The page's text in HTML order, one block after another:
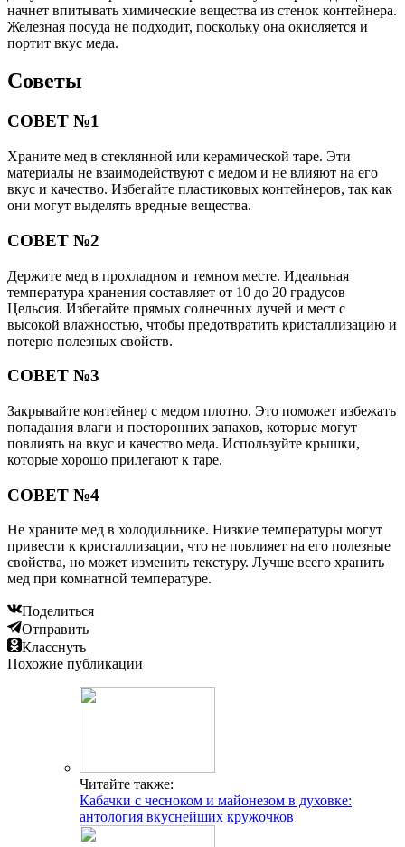
начнет впитывать химические вещества из стенок контейнера.
Железная посуда не подходит, поскольку она окисляется и
портит вкус меда.
Советы
СОВЕТ №1
Храните мед в стеклянной или керамической таре. Эти
материалы не взаимодействуют с медом и не влияют на его
вкус и качество. Избегайте пластиковых контейнеров, так как
они могут выделять вредные вещества.
СОВЕТ №2
Держите мед в прохладном и темном месте. Идеальная
температура хранения составляет от 10 до 20 градусов
Цельсия. Избегайте прямых солнечных лучей и мест с
высокой влажностью, чтобы предотвратить кристаллизацию и
потерю полезных свойств.
СОВЕТ №3
Закрывайте контейнер с медом плотно. Это поможет избежать
попадания влаги и посторонних запахов, которые могут
повлиять на вкус и качество меда. Используйте крышки,
которые хорошо прилегают к таре.
СОВЕТ №4
Не храните мед в холодильнике. Низкие температуры могут
привести к кристаллизации, что не повлияет на его полезные
свойства, но может изменить текстуру. Лучше всего хранить
мед при комнатной температуре.
Поделиться
Отправить
Класснуть
Похожие публикации
Читайте также:
Кабачки с чесноком и майонезом в духовке:
антология вкуснейших кружочков